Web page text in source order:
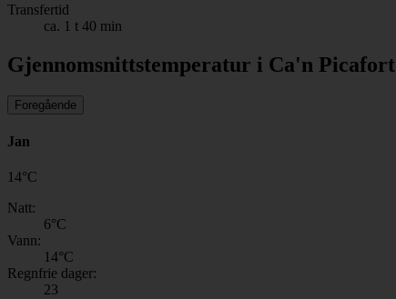
Transfertid
ca. 1 t 40 min
Gjennomsnittstemperatur i Ca'n Picafort
Foregående
Jan
14°C
Natt:
6°C
Vann:
14°C
Regnfrie dager:
23